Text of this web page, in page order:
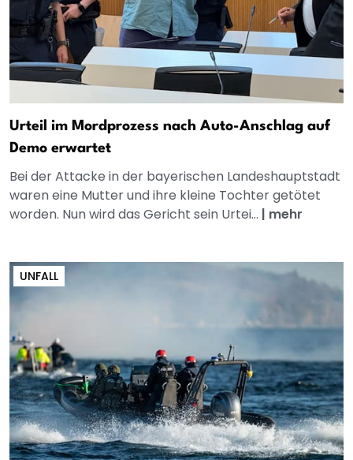
Urteil im Mordprozess nach Auto-Anschlag auf
Demo erwartet
Bei der Attacke in der bayerischen Landeshauptstadt
waren eine Mutter und ihre kleine Tochter getötet
worden. Nun wird das Gericht sein Urtei... | mehr
UNFALL